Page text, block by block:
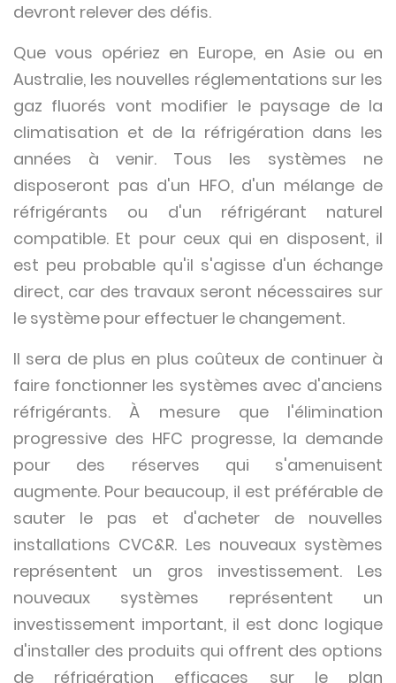
devront relever des défis.
Que vous opériez en Europe, en Asie ou en
Australie, les nouvelles réglementations sur les
gaz fluorés vont modifier le paysage de la
climatisation et de la réfrigération dans les
années à venir. Tous les systèmes ne
disposeront pas d'un HFO, d'un mélange de
réfrigérants ou d'un réfrigérant naturel
compatible. Et pour ceux qui en disposent, il
est peu probable qu'il s'agisse d'un échange
direct, car des travaux seront nécessaires sur
le système pour effectuer le changement.
Il sera de plus en plus coûteux de continuer à
faire fonctionner les systèmes avec d'anciens
réfrigérants. À mesure que l'élimination
progressive des HFC progresse, la demande
pour des réserves qui s'amenuisent
augmente. Pour beaucoup, il est préférable de
sauter le pas et d'acheter de nouvelles
installations CVC&R. Les nouveaux systèmes
représentent un gros investissement. Les
nouveaux systèmes représentent un
investissement important, il est donc logique
d'installer des produits qui offrent des options
de réfrigération efficaces sur le plan